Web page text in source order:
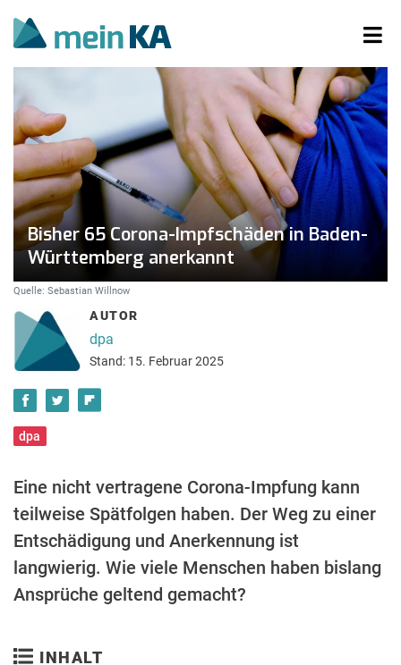
Bisher 65 Corona-Impfschäden in Baden-
Württemberg anerkannt
Quelle: Sebastian Willnow
AUTOR
dpa
Stand: 15. Februar 2025
dpa
Eine nicht vertragene Corona-Impfung kann
teilweise Spätfolgen haben. Der Weg zu einer
Entschädigung und Anerkennung ist
langwierig. Wie viele Menschen haben bislang
Ansprüche geltend gemacht?
INHALT